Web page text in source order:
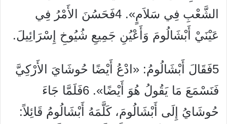
الشَّعْبِ فِي سَلاَمٍ». 4فَحَسُنَ الأَمْرُ فِي
عَيْنَيْ أَبْشَالُومَ وَأَعْيُنِ جَمِيعِ شُيُوخِ إِسْرَائِيلَ.
5فَقَالَ أَبْشَالُومُ: «ادْعُ أَيْضًا حُوشَايَ الأَرْكِيَّ
فَنَسْمَعَ مَا يَقُولُ هُوَ أَيْضًا». 6فَلَمَّا جَاءَ
حُوشَايُ إِلَى أَبْشَالُومَ، كَلَّمَهُ أَبْشَالُومُ قَائِلاً: